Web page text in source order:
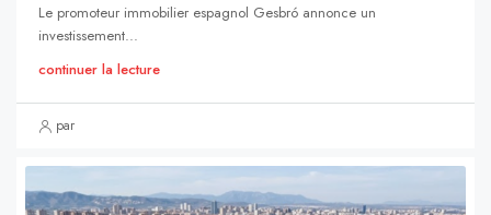
Le promoteur immobilier espagnol Gesbró annonce un
investissement...
continuer la lecture
par